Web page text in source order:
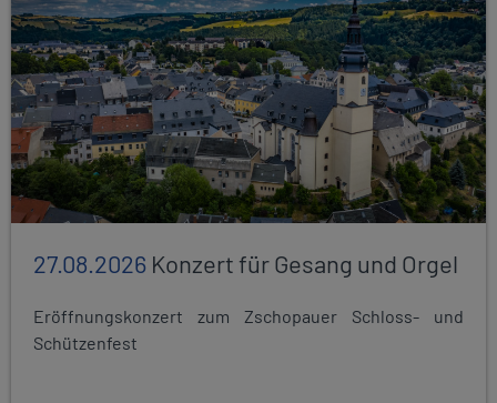
27.08.2026 Konzert für Gesang und Orgel
Eröffnungskonzert zum Zschopauer Schloss- und
Schützenfest